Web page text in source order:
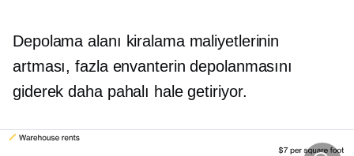
Depolama alanı kiralama maliyetlerinin
artması, fazla envanterin depolanmasını
giderek daha pahalı hale getiriyor.